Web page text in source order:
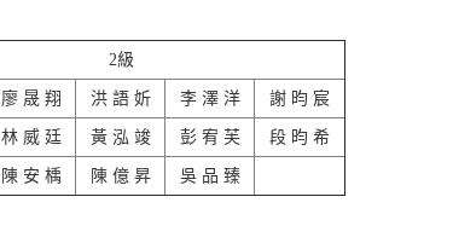
2級
廖 晟 翔 洪 語 妡 李 澤 洋 謝 昀 宸
林 威 廷 黃 泓 竣 彭 宥 芙 段 昀 希
陳 安 楀 陳 億 昇 吳 品 臻